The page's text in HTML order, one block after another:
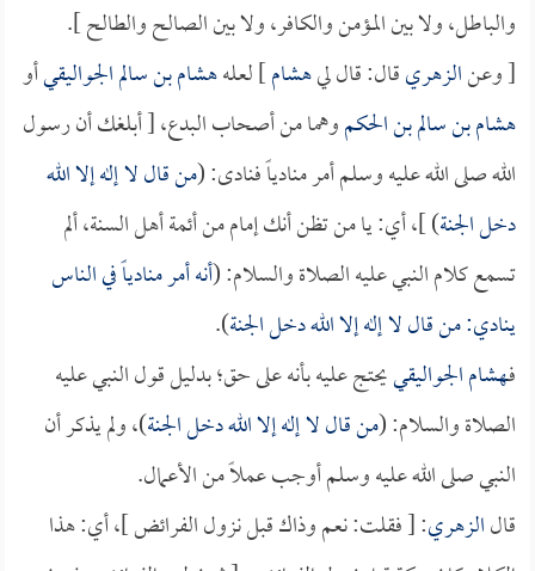
والباطل، ولا بين المؤمن والكافر، ولا بين الصالح والطالح ].
[ وعنالزهريقال: قال ليهشام] لعلههشام بن سالم الجواليقيأو
هشام بن سالم بن الحكموهما من أصحاب البدع، [ أبلغك أن رسول
الله صلى الله عليه وسلم أمر منادياً فنادى: (من قال لا إله إلا الله
دخل الجنة) ]، أي: يا من تظن أنك إمام من أئمة أهل السنة، ألم
تسمع كلام النبي عليه الصلاة والسلام: (أنه أمر منادياً في الناس
ينادي: من قال لا إله إلا الله دخل الجنة).
فـهشام الجواليقييحتج عليه بأنه على حق؛ بدليل قول النبي عليه
الصلاة والسلام: (من قال لا إله إلا الله دخل الجنة)، ولم يذكر أن
النبي صلى الله عليه وسلم أوجب عملاً من الأعمال.
قالالزهري: [ فقلت: نعم وذاك قبل نزول الفرائض ]، أي: هذا